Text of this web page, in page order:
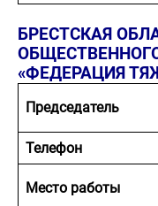
БРЕСТСКАЯ
«ФЕДЕРАЦИЯ
Председатель
Телефон
Место работы